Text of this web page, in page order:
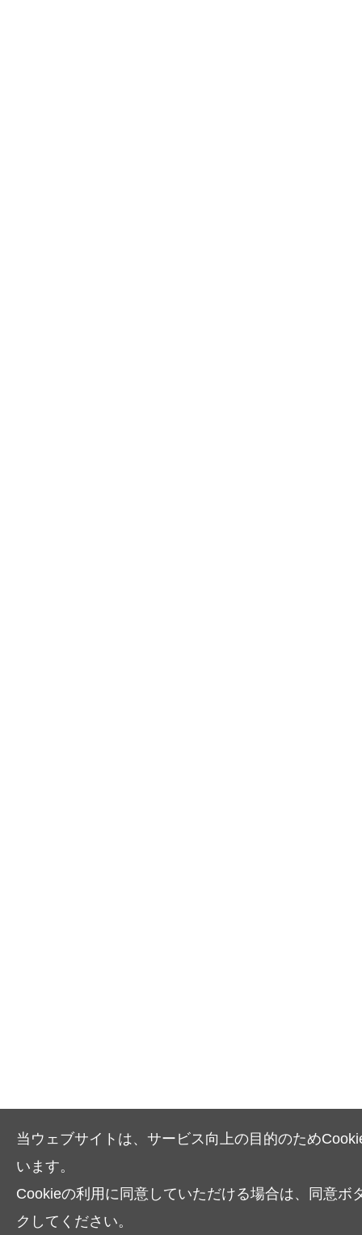
当ウェブサイトは、サービス向上の目的のため
います。
Cookieの利用に同意していただける場合は、同意ボ
クしてください。